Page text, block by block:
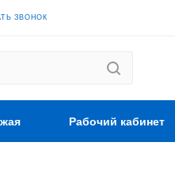
ЗВОНОК
Рабочий кабинет